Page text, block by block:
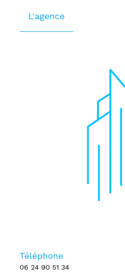
L'agence
Téléphone
06 24 90 51 34